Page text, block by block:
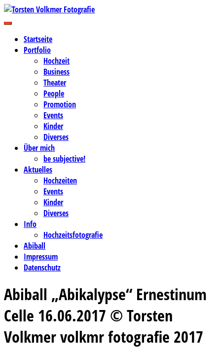
Zum
Inhalt
Torsten Volkmer Fotografie
Business-, Portrait- und Hochzeitsfotografie
Startseite
Portfolio
Hochzeit
Business
Theater
People
Promotion
Events
Kinder
Diverses
Über mich
be subjective!
Aktuelles
Hochzeiten
Events
Kinder
Diverses
Info
Hochzeitsfotografie
Abiball
Impressum
Datenschutz
Abiball „Abikalypse“ Ernestinum
Celle 16.06.2017 © Torsten
Volkmer volkmr fotografie 2017